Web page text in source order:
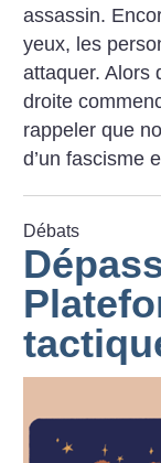
assassin.
yeux, les
attaquer. Alors
droite
rappeler que
d’un
Débats